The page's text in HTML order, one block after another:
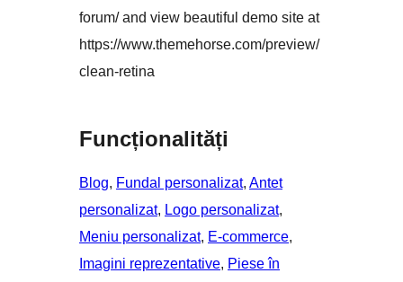
forum/ and view beautiful demo site at
https://www.themehorse.com/preview/
clean-retina
Funcționalități
Blog, Fundal personalizat, Antet
personalizat, Logo personalizat
Meniu personalizat, E-commerce
Imagini reprezentative, Piese în